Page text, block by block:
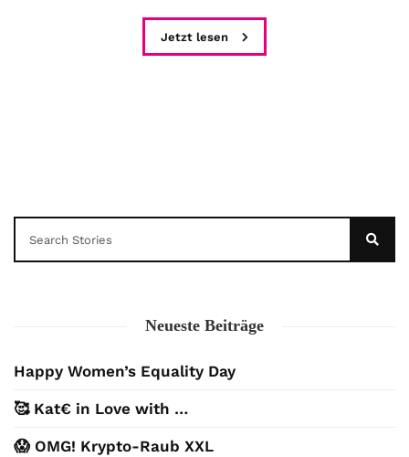
Jetzt lesen
Neueste Beiträge
Happy Women’s Equality Day
🥰 Kat€ in Love with …
😱 OMG! Krypto-Raub XXL